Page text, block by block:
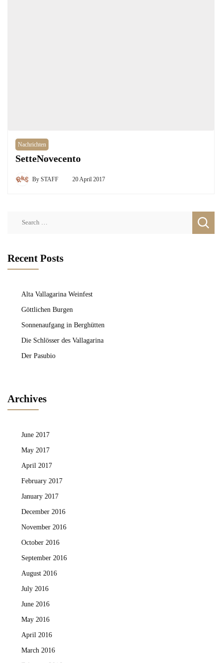
Nachrichten
SetteNovecento
By STAFF 20 April 2017
Recent Posts
Alta Vallagarina Weinfest
Göttlichen Burgen
Sonnenaufgang in Berghütten
Die Schlösser des Vallagarina
Der Pasubio
Archives
June 2017
May 2017
April 2017
February 2017
January 2017
December 2016
November 2016
October 2016
September 2016
August 2016
July 2016
June 2016
May 2016
April 2016
March 2016